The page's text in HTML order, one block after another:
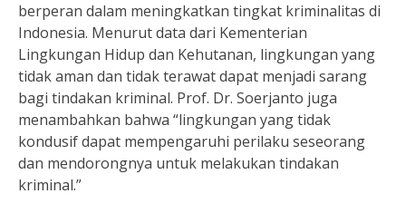
berperan dalam meningkatkan tingkat kriminalitas di
Indonesia. Menurut data dari Kementerian
Lingkungan Hidup dan Kehutanan, lingkungan yang
tidak aman dan tidak terawat dapat menjadi sarang
bagi tindakan kriminal. Prof. Dr. Soerjanto juga
menambahkan bahwa “lingkungan yang tidak
kondusif dapat mempengaruhi perilaku seseorang
dan mendorongnya untuk melakukan tindakan
kriminal.”